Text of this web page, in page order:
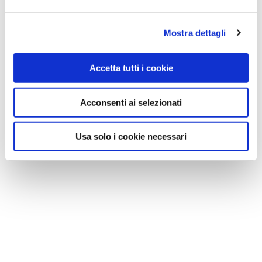
Mostra dettagli
Accetta tutti i cookie
Acconsenti ai selezionati
Usa solo i cookie necessari